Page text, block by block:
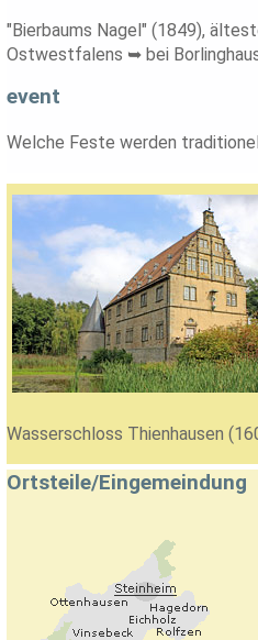
Wasserschloss Thienhausen
"Bierbaums Nagel" (1849),
Ostwestfalens ➥ bei
event
Welche Feste werden
Ortsteile/Eingemeindung